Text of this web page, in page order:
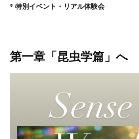
* 特別イベント・リアル体験会
第一章「昆虫学篇」へ